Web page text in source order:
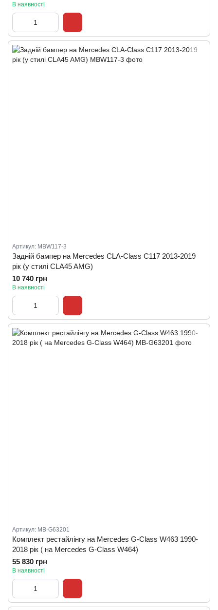
В наявності
Артикул: MBW117-3
Задній бампер на Mercedes CLA-Class C117 2013-2019
рік (у стилі CLA45 AMG)
10 740 грн
В наявності
Артикул: MB-G63201
Комплект рестайлінгу на Mercedes G-Class W463 1990-
2018 рік ( на Mercedes G-Class W464)
55 830 грн
В наявності